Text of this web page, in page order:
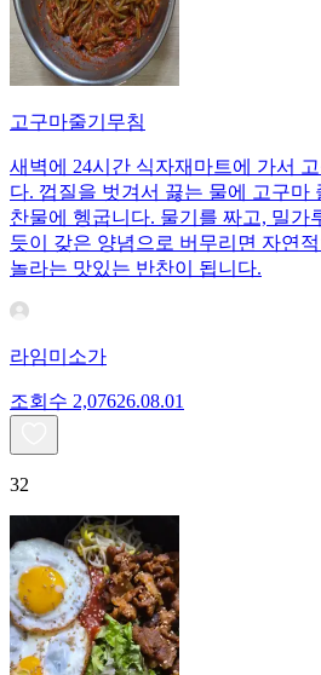
고구마줄기무침
새벽에 24시간 식자재마트에 가서
다. 껍질을 벗겨서 끓는 물에 고구마
찬물에 헹굽니다. 물기를 짜고, 밀가
듯이 갖은 양념으로 버무리면 자연
놀라는 맛있는 반찬이 됩니다.
라임미소가
조회수 2,07626.08.01
32